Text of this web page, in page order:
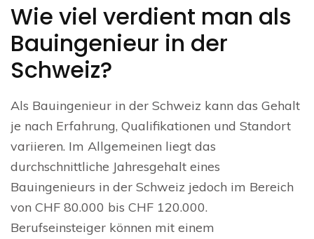
Wie viel verdient man als
Bauingenieur in der
Schweiz?
Als Bauingenieur in der Schweiz kann das Gehalt
je nach Erfahrung, Qualifikationen und Standort
variieren. Im Allgemeinen liegt das
durchschnittliche Jahresgehalt eines
Bauingenieurs in der Schweiz jedoch im Bereich
von CHF 80.000 bis CHF 120.000.
Berufseinsteiger können mit einem